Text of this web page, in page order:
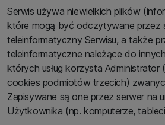
Serwis używa niewielkich plików
które mogą być odczytywane przez
teleinformatyczny Serwisu, a także
teleinformatyczne należące do
których usług korzysta Administrator
cookies podmiotów trzecich)
Zapisywane są one przez serwer na
Użytkownika (np. komputerze,